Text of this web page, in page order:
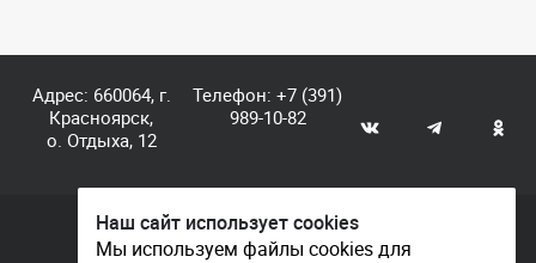
Адрес: 660064, г.
Красноярск,
о. Отдыха, 12
Телефон:+7 (391)
989-10-82
© КГАУ «Центр спортивной подготовки», 2026
Наш сайт использует cookies
Мы используем файлы cookies для